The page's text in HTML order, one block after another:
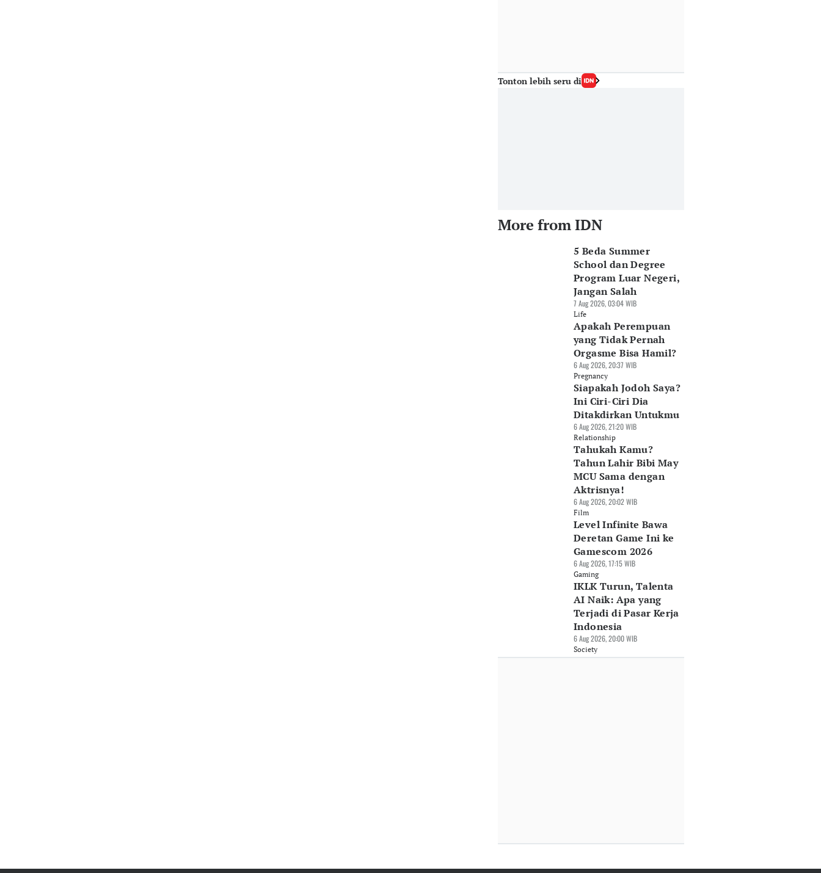
Tonton lebih seru di
More from IDN
5 Beda Summer
School dan Degree
Program Luar Negeri,
Jangan Salah
7 Aug 2026, 03:04 WIB
Life
Apakah Perempuan
yang Tidak Pernah
Orgasme Bisa Hamil?
6 Aug 2026, 20:37 WIB
Pregnancy
Siapakah Jodoh Saya?
Ini Ciri-Ciri Dia
Ditakdirkan Untukmu
6 Aug 2026, 21:20 WIB
Relationship
Tahukah Kamu?
Tahun Lahir Bibi May
MCU Sama dengan
Aktrisnya!
6 Aug 2026, 20:02 WIB
Film
Level Infinite Bawa
Deretan Game Ini ke
Gamescom 2026
6 Aug 2026, 17:15 WIB
Gaming
IKLK Turun, Talenta
AI Naik: Apa yang
Terjadi di Pasar Kerja
Indonesia
6 Aug 2026, 20:00 WIB
Society